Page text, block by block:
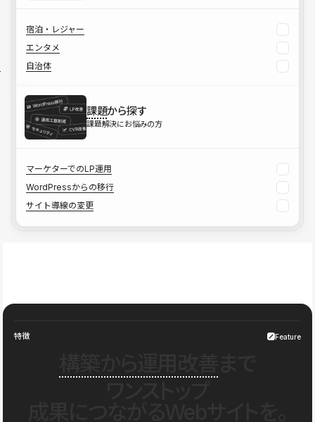
宿泊・レジャー
エンタメ
自治体
課題から探す
課題解決にお悩みの方
マーケターでのLP運用
WordPressからの移行
サイト導線の変更
特徴 Feature